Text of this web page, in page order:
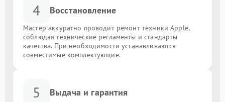
4 Восстановление
Мастер аккуратно проводит ремонт техники Apple,
соблюдая технические регламенты и стандарты
качества. При необходимости устанавливаются
совместимые комплектующие.
5 Выдача и гарантия